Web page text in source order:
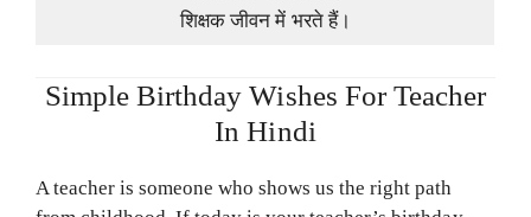
शिक्षक जीवन में भरते हैं।
Simple Birthday Wishes For Teacher
In Hindi
A teacher is someone who shows us the right path